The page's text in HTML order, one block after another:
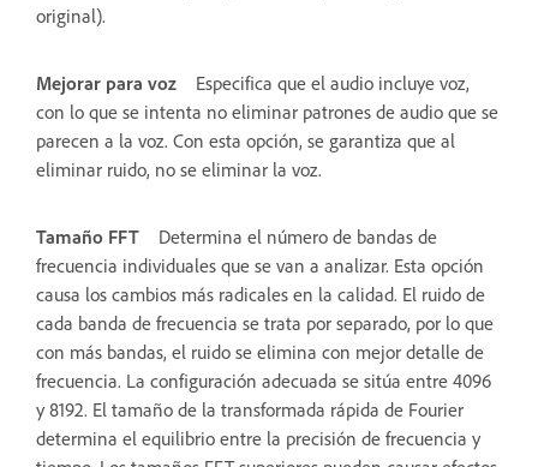
original).
Mejorar para voz
Especifica que el audio incluye voz,
con lo que se intenta no eliminar patrones de audio que se
parecen a la voz. Con esta opción, se garantiza que al
eliminar ruido, no se eliminar la voz.
Tamaño FFT
Determina el número de bandas de
frecuencia individuales que se van a analizar. Esta opción
causa los cambios más radicales en la calidad. El ruido de
cada banda de frecuencia se trata por separado, por lo que
con más bandas, el ruido se elimina con mejor detalle de
frecuencia. La configuración adecuada se sitúa entre 4096
y 8192. El tamaño de la transformada rápida de Fourier
determina el equilibrio entre la precisión de frecuencia y